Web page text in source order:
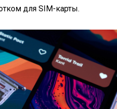
для SIM-карты.